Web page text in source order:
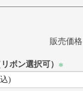
販売価格
ボン選択可）